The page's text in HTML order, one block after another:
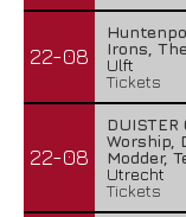
22-08
Irons,
Ulft
Tickets
22-08
Worship,
Modder,
Utrecht
Tickets